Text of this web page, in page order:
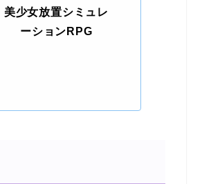
美少女放置シミュレ
ーションRPG